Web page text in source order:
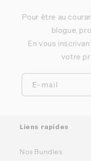
Pour être au
blogue,
En vous
votre
E-mail
Liens rapides
Nos Bundles